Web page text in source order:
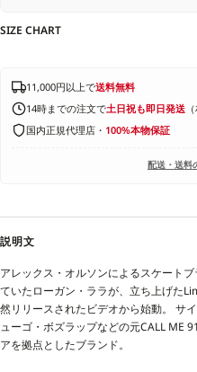
SIZE CHART
11,000円以上で送料無料
14時までの注文で土日祝も即日発送
国内正規代理店・ 100%本物保証
配送・送料
説明文
アレックス・オルソンによるスケート
ていたローガン・ララが、立ち上げた
然リリースされたビデオから始動。 サ
ューゴ・ボズラップなどの元CALL ME
アを拠点としたブランド。